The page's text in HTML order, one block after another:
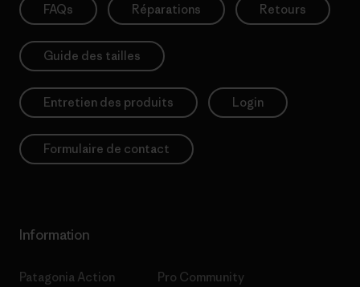
FAQs Réparations Retours
Guide des tailles
Entretien des produits Login
Formulaire de contact
Information
Patagonia Action
Pro Community